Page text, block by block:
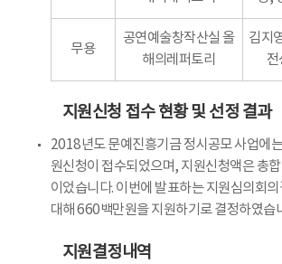
무용
공연예술창작산실 올
해의레퍼토리
김지
전
지원신청 접수 현황 및 선정 결과
2018년도 문예진흥기금 정시공모 사업에
원신청이 접수되었으며, 지원신청액은 총
이었습니다. 이번에 발표하는 지원심의회의
대해 660백만원을 지원하기로 결정하였습
지원결정내역